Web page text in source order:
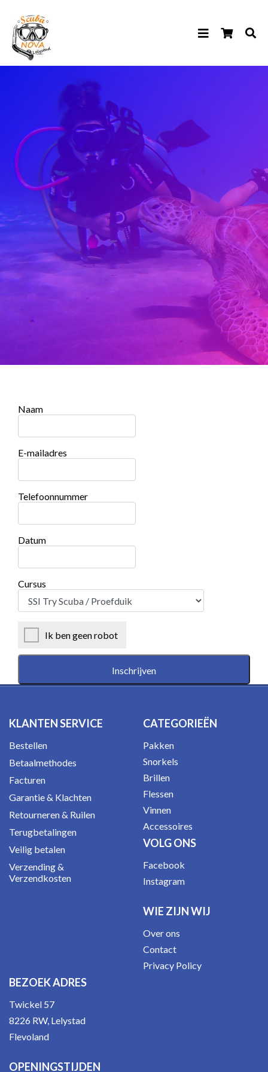
Naam
E-mailadres
Telefoonnummer
Datum
Cursus
Ik ben geen robot
KLANTEN SERVICE
Bestellen
Betaalmethodes
Facturen
Garantie & Klachten
Retourneren & Ruilen
Terugbetalingen
Veilig betalen
Verzending &
Verzendkosten
CATEGORIEËN
Pakken
Snorkels
Brillen
Flessen
Vinnen
Accessoires
VOLG ONS
Facebook
Instagram
WIE ZIJN WIJ
Over ons
Contact
Privacy Policy
BEZOEK ADRES
Twickel 57
8226 RW, Lelystad
Flevoland
OPENINGSTIJDEN